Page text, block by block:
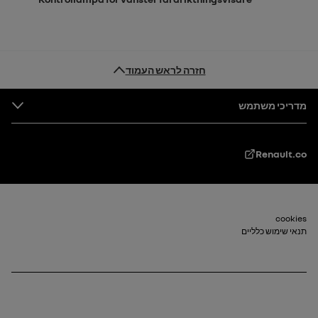
חזרה לראש העמוד
מדריכי משתמש
Renault.co
טיוטת_2
cookies
תנאי שימוש כלליים